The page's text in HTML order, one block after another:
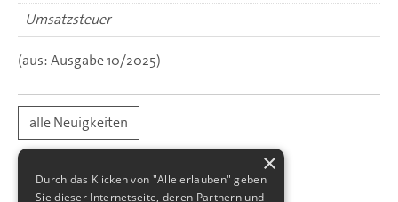
Umsatzsteuer
(aus: Ausgabe 10/2025)
alle Neuigkeiten
×
Durch das Klicken von "Alle erlauben" geben
Sie dieser Internetseite, deren Partnern und